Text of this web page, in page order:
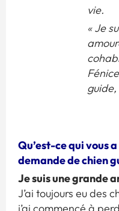
vie.
« Je
Qu’est-ce qui vous
demande de chien
Je suis une grande
J’ai toujours eu des